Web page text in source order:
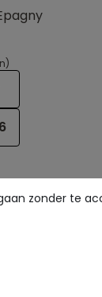
zonder te